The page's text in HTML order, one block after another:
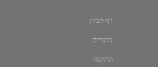
דף הבית
מוצרים
התקנה